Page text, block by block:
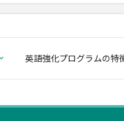
英語強化プログラムの特